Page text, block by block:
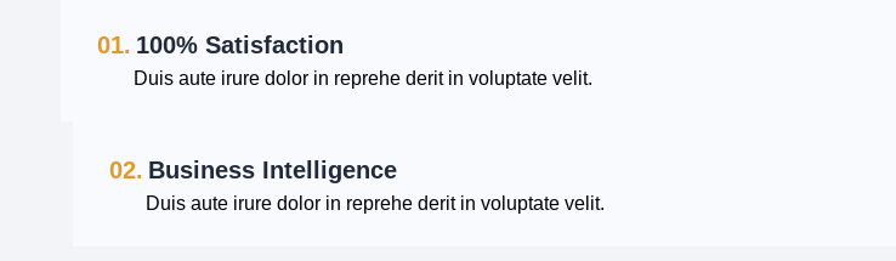
01. 100% Satisfaction
Duis aute irure dolor in reprehe derit in voluptate velit.
02. Business Intelligence
Duis aute irure dolor in reprehe derit in voluptate velit.